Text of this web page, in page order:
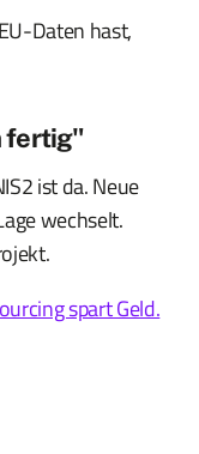
Daten hast,
fertig"
ist da. Neue
wechselt.
spart Geld.